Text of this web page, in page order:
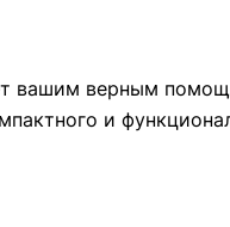
вашим верным
и